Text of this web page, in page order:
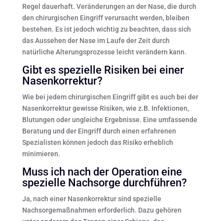
Regel dauerhaft. Veränderungen an der Nase, die durch
den chirurgischen Eingriff verursacht werden, bleiben
bestehen. Es ist jedoch wichtig zu beachten, dass sich
das Aussehen der Nase im Laufe der Zeit durch
natürliche Alterungsprozesse leicht verändern kann.
Gibt es spezielle Risiken bei einer
Nasenkorrektur?
Wie bei jedem chirurgischen Eingriff gibt es auch bei der
Nasenkorrektur gewisse Risiken, wie z.B. Infektionen,
Blutungen oder ungleiche Ergebnisse. Eine umfassende
Beratung und der Eingriff durch einen erfahrenen
Spezialisten können jedoch das Risiko erheblich
minimieren.
Muss ich nach der Operation eine
spezielle Nachsorge durchführen?
Ja, nach einer Nasenkorrektur sind spezielle
Nachsorgemaßnahmen erforderlich. Dazu gehören